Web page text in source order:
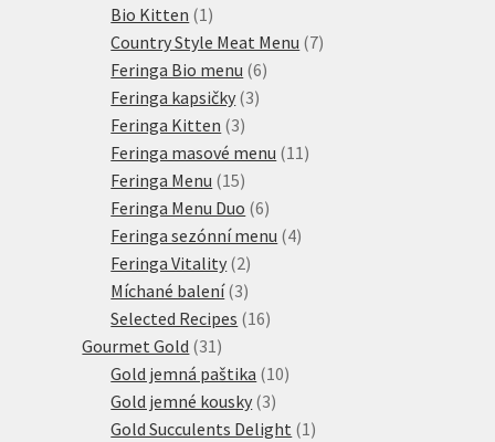
produktů
Bio Kitten 1 1
produkt
Country Style Meat Menu 77
Feringa Bio menu 66
Feringa kapsičky 33
Feringa Kitten 33
produkty
Feringa masové menu 11 11
Feringa Menu 1515
produktů
Feringa Menu Duo 66
produktů
Feringa sezónní menu 44
Feringa Vitality 22
produkty
Míchané balení 33
produkty
Selected Recipes 1616
Gourmet Gold 31 31
produktů
Gold jemná paštika 1010
Gold jemné kousky 33
produkty
Gold Succulents Delight 1 1